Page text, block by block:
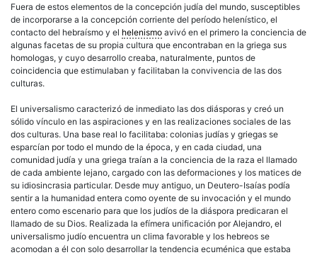
Fuera de estos elementos de la concepción judía del mundo, susceptibles
de incorporarse a la concepción corriente del período helenístico, el
contacto del hebraísmo y el helenismo avivó en el primero la conciencia de
algunas facetas de su propia cultura que encontraban en la griega sus
homologas, y cuyo desarrollo creaba, naturalmente, puntos de
coincidencia que estimulaban y facilitaban la convivencia de las dos
culturas.
El universalismo caracterizó de inmediato las dos diásporas y creó un
sólido vínculo en las aspiraciones y en las realizaciones sociales de las
dos culturas. Una base real lo facilitaba: colonias judías y griegas se
esparcían por todo el mundo de la época, y en cada ciudad, una
comunidad judía y una griega traían a la conciencia de la raza el llamado
de cada ambiente lejano, cargado con las deformaciones y los matices de
su idiosincrasia particular. Desde muy antiguo, un Deutero-Isaías podía
sentir a la humanidad entera como oyente de su invocación y el mundo
entero como escenario para que los judíos de la diáspora predicaran el
llamado de su Dios. Realizada la efímera unificación por Alejandro, el
universalismo judío encuentra un clima favorable y los hebreos se
acomodan a él con solo desarrollar la tendencia ecuménica que estaba